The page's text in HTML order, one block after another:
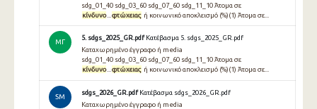
sdg_01_40 sdg_03_60 sdg_07_60 sdg_11_10 Άτομα σε
κίνδυνο... φτώχειας ή κοινωνικό αποκλεισμό (%)(1) Άτομα σε...
ΜΓ
5. sdgs_2025_GR.pdf Κατέβασμα 5. sdgs_2025_GR.pdf
Καταχωρημένο έγγραφο ή media
sdg_01_40 sdg_03_60 sdg_07_60 sdg_11_10 Άτομα σε
κίνδυνο...φτώχειας ή κοινωνικό αποκλεισμό (%)(1) Άτομα σε...
SM
sdgs_2026_GR.pdf Κατέβασμα sdgs_2026_GR.pdf
Καταχωρημένο έγγραφο ή media